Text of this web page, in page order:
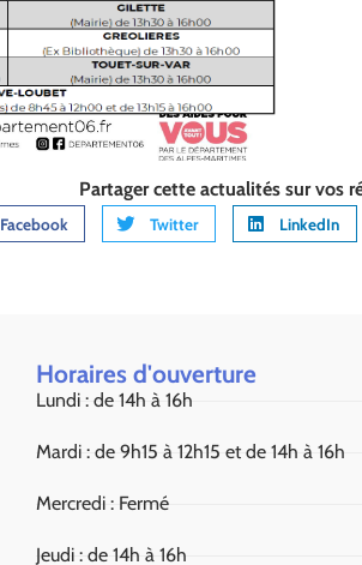
Partager cette actualités sur vos
Facebook Twitter LinkedIn
Horaires d'ouverture
Lundi : de 14h à 16h
Mardi : de 9h15 à 12h15 et de 14h à 16h
Mercredi : Fermé
Jeudi : de 14h à 16h